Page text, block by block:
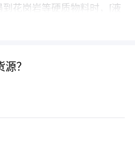
花岗岩等硬质物料时，[液
？